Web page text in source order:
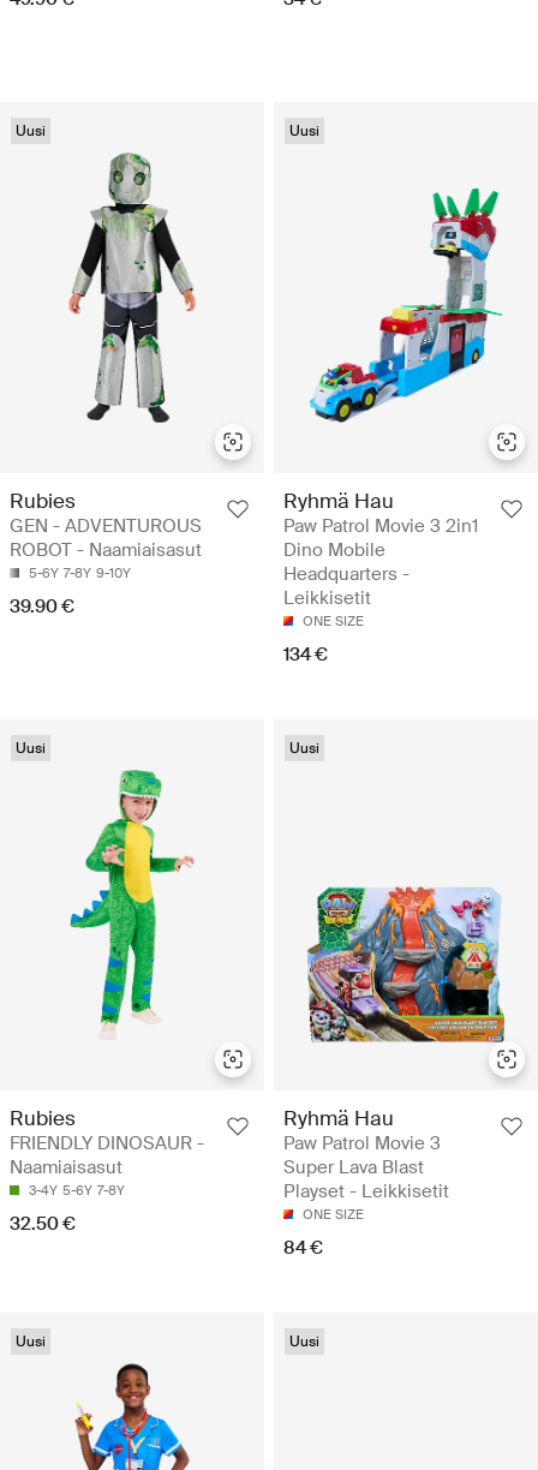
Uusi
Rubies
GEN - ADVENTUROUS
ROBOT - Naamiaisasut
5-6Y 7-8Y 9-10Y
39.90 €
Uusi
Ryhmä Hau
Paw Patrol Movie 3 2in1
Dino Mobile
Headquarters -
Leikkisetit
ONE SIZE
134 €
Uusi
Rubies
FRIENDLY DINOSAUR -
Naamiaisasut
3-4Y 5-6Y 7-8Y
32.50 €
Uusi
Ryhmä Hau
Paw Patrol Movie 3
Super Lava Blast
Playset - Leikkisetit
ONE SIZE
84 €
Uusi Uusi